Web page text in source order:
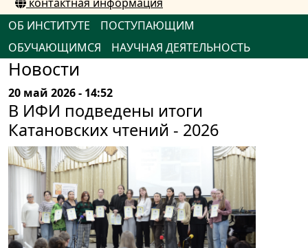
ОБ ИНСТИТУТЕ
ПОСТУПАЮЩИМ
ОБУЧАЮЩИМСЯ
НАУЧНАЯ ДЕЯТЕЛЬНОСТЬ
Новости
20 май 2026 - 14:52
В ИФИ подведены итоги
Катановских чтений - 2026